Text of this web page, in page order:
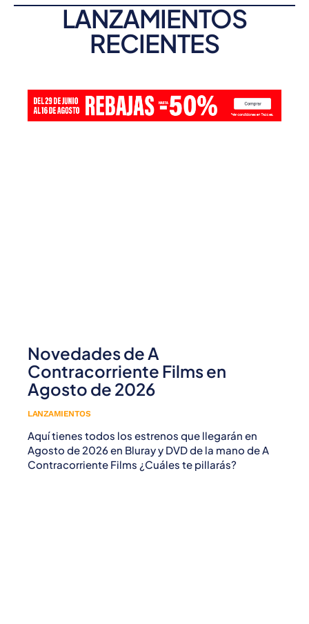
LANZAMIENTOS
RECIENTES
Novedades de A
Contracorriente Films en
Agosto de 2026
LANZAMIENTOS
Aquí tienes todos los estrenos que llegarán en
Agosto de 2026 en Bluray y DVD de la mano de A
Contracorriente Films ¿Cuáles te pillarás?